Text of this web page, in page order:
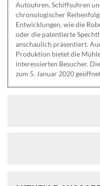
Autouhren, Schiffsuhren
chronologischer
Entwicklungen, wie die
oder die patentierte
anschaulich präsentiert.
Produktion bietet die
interessierten Besucher.
zum 5. Januar 2020